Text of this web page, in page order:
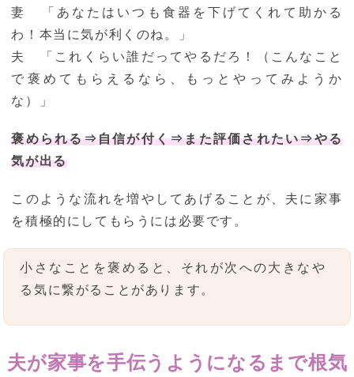
妻 「あなたはいつも食器を下げてくれて助かる
わ！本当に気が利くのね。」
夫 「これくらい誰だってやるだろ！（こんなこと
で褒めてもらえるなら、もっとやってみようか
な）」
褒められる⇒自信が付く⇒また評価されたい⇒やる
気が出る
このような流れを増やしてあげることが、夫に家事
を積極的にしてもらうには必要です。
小さなことを褒めると、それが次への大きなや
る気に繋がることがあります。
夫が家事を手伝うようになるまで根気